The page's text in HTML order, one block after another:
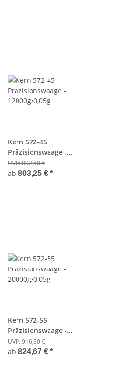
Kern 572-45
Präzisionswaage -
12000g/0,05g
UVP:892,50 €
ab 803,25 € *
Kern 572-55
Präzisionswaage -
20000g/0,05g
UVP:916,30 €
ab 824,67 € *